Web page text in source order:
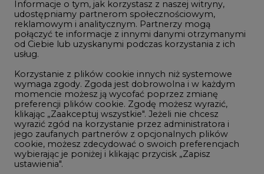
Gospodarka
Geopolityka
LTE450
Innowacje i AI
Telekomunikacja i IT
Handel emisjami CO2
Wodór
Górnictwo
Informacje o tym, jak korzystasz z naszej witryny,
udostępniamy partnerom społecznościowym,
reklamowym i analitycznym. Partnerzy mogą
połączyć te informacje z innymi danymi otrzymanymi
od Ciebie lub uzyskanymi podczas korzystania z ich
usług.
Korzystanie z plików cookie innych niż systemowe
wymaga zgody. Zgoda jest dobrowolna i w każdym
momencie możesz ją wycofać poprzez zmianę
preferencji plików cookie. Zgodę możesz wyrazić,
klikając „Zaakceptuj wszystkie". Jeżeli nie chcesz
wyrazić zgód na korzystanie przez administratora i
jego zaufanych partnerów z opcjonalnych plików
cookie, możesz zdecydować o swoich preferencjach
wybierając je poniżej i klikając przycisk „Zapisz
ustawienia".